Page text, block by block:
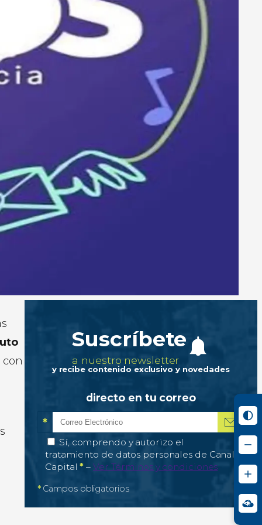
con
Suscríbete
a nuestro newsletter
y recibe contenido exclusivo y novedades
directo en tu correo
Correo electrónico*
*Campo obligatorio
Autorización de tratamiento de datos
Sí, comprendo y autorizo el
tratamiento de datos personales de Canal
Capital* – Campo obligatorio
Ver Términos y condiciones
*Campos obligatorios